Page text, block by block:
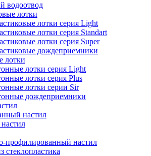
водоотвод
лотки
лотки серия Light
лотки серия Standart
лотки серия Super
дождеприемники
лотки
лотки серия Light
лотки серия Plus
лотки серии Sir
дождеприемники
настил
профилированный настил
стеклопластика